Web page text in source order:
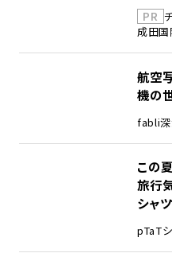
PR
成田
航空
機の
fabli
この
旅行
シャ
pTaT